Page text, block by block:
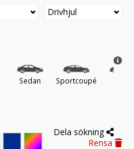
Drivhjul
Sedan Sportcoupé
Dela sökning
Rensa